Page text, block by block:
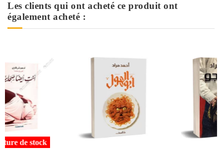
Les clients qui ont acheté ce produit ont
également acheté :